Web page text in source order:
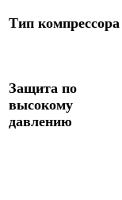
Тип компрессора
Защита по
высокому
давлению